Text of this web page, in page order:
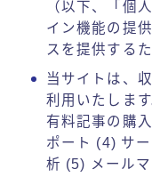
（以下、「個
イン機能の提
スを提供する
当サイトは、
利用いたしま
有料記事の購
ポート (4) サ
析 (5) メール